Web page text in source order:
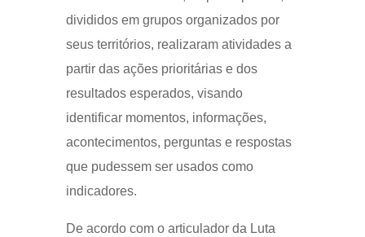
divididos em grupos organizados por
seus territórios, realizaram atividades a
partir das ações prioritárias e dos
resultados esperados, visando
identificar momentos, informações,
acontecimentos, perguntas e respostas
que pudessem ser usados como
indicadores.
De acordo com o articulador da Luta